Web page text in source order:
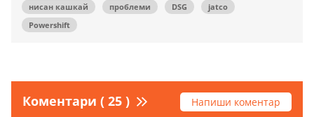
нисан кашкай
проблеми DSG
jatco
Powershift
Коментари ( 25 ) Напиши коментар